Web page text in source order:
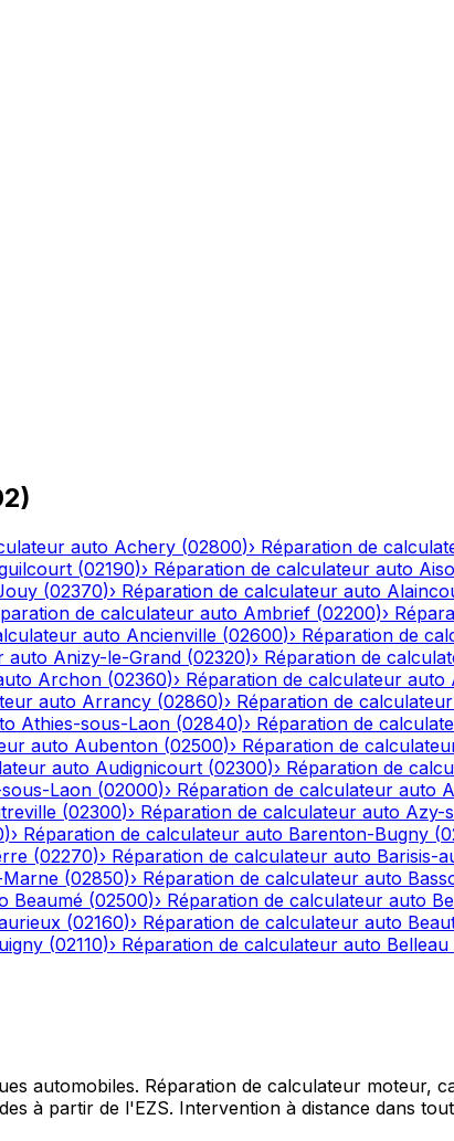
)
auto Achery (02800)› Réparation de
(02190)› Réparation de calculateur auto
(02370)› Réparation de calculateur auto
de calculateur auto Ambrief (02200)›
auto Ancienville (02600)› Réparation de
auto Anizy-le-Grand (02320)› Réparation de
Archon (02360)› Réparation de calculateur auto
auto Arrancy (02860)› Réparation de
Athies-sous-Laon (02840)› Réparation de
auto Aubenton (02500)› Réparation de
auto Audignicourt (02300)› Réparation de
Laon (02000)› Réparation de calculateur auto
(02300)› Réparation de calculateur auto Azy-
)› Réparation de calculateur auto Barenton-Bugny (
(02270)› Réparation de calculateur auto Barisis-
(02850)› Réparation de calculateur auto
Beaumé (02500)› Réparation de calculateur auto
(02160)› Réparation de calculateur auto
(02110)› Réparation de calculateur auto Belleau
automobiles. Réparation de calculateur moteur,
à partir de l'EZS. Intervention à distance dans